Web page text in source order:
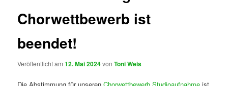
Chorwettbewerb ist
beendet!
Veröffentlicht am12. Mai 2024vonToni Weis